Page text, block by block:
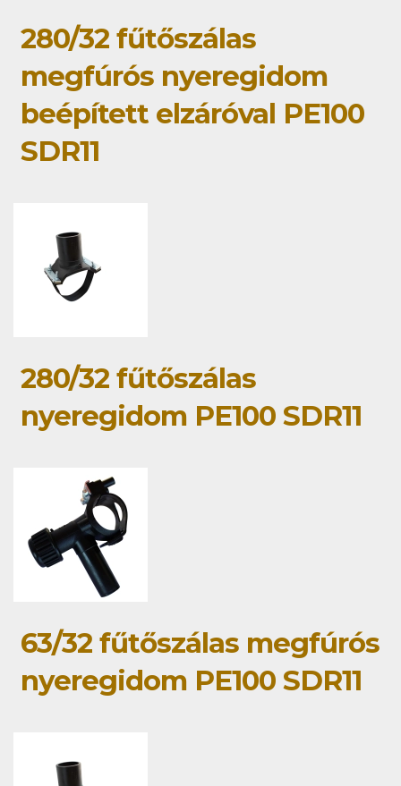
280/32 fűtőszálas
megfúrós nyeregidom
beépített elzáróval PE100
SDR11
280/32 fűtőszálas
nyeregidom PE100 SDR11
63/32 fűtőszálas megfúrós
nyeregidom PE100 SDR11